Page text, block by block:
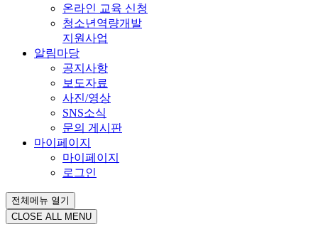
온라인 교육 신청
청소년역량개발
지원사업
알림마당
공지사항
보도자료
사진/영상
SNS소식
문의 게시판
마이페이지
마이페이지
로그인
전체메뉴 열기
CLOSE ALL MENU